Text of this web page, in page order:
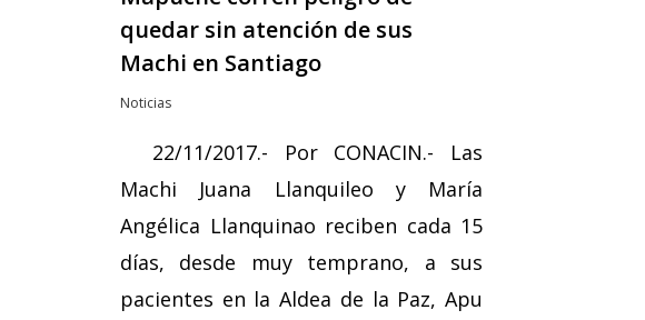
quedar sin atención de sus
Machi en Santiago
Noticias
22/11/2017.- Por CONACIN.- Las
Machi Juana Llanquileo y María
Angélica Llanquinao reciben cada 15
días, desde muy temprano, a sus
pacientes en la Aldea de la Paz, Apu